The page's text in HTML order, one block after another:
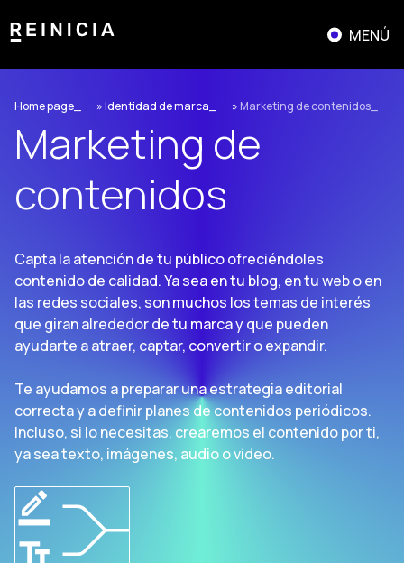
al
MENÚ
Home page »Identidad de marca »Marketing de contenidos
Marketing de
contenidos
Capta la atención de tu público ofreciéndoles
contenido de calidad. Ya sea en tu blog, en tu web o en
las redes sociales, son muchos los temas de interés
que giran alrededor de tu marca y que pueden
ayudarte a atraer, captar, convertir o expandir.
Te ayudamos a preparar una estrategia editorial
correcta y a definir planes de contenidos periódicos.
Incluso, si lo necesitas, crearemos el contenido por ti,
ya sea texto, imágenes, audio o vídeo.